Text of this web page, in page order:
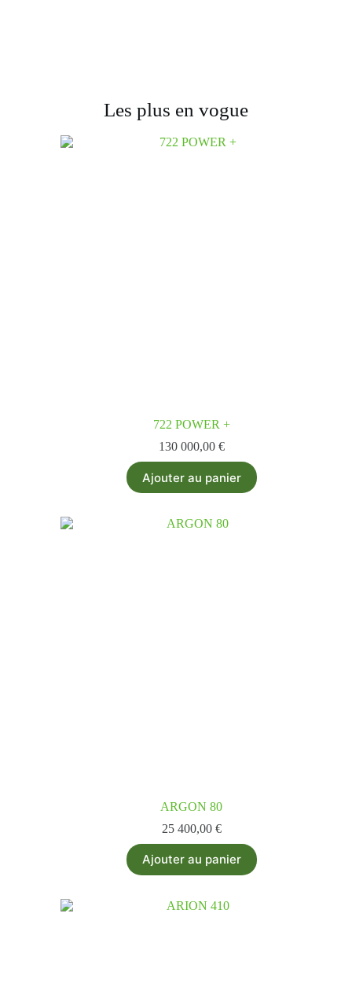
Les plus en vogue
722 POWER +
130 000,00 €
Ajouter au panier
ARGON 80
25 400,00 €
Ajouter au panier